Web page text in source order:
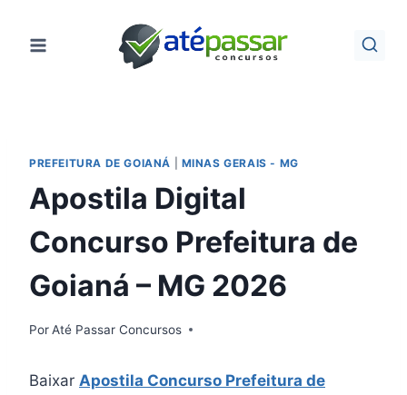
para
PREFEITURA DE GOIANÁ MINAS GERAIS - MG
Apostila Digital
Concurso Prefeitura de
Goianá – MG 2026
PorAté Passar Concursos
Baixar Apostila Concurso Prefeitura de